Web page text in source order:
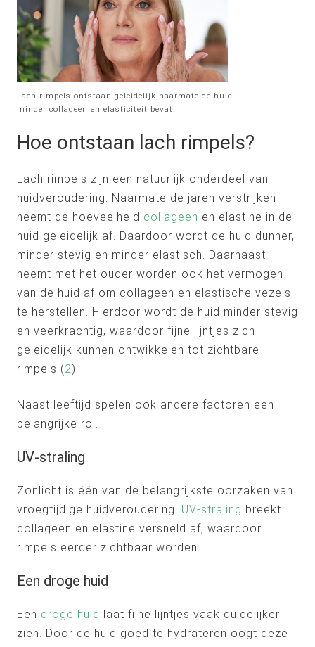
Lach rimpels ontstaan geleidelijk naarmate de huid
minder collageen en elasticiteit bevat.
Hoe ontstaan lach rimpels?
Lach rimpels zijn een natuurlijk onderdeel van
huidveroudering. Naarmate de jaren verstrijken
neemt de hoeveelheid collageen en elastine in de
huid geleidelijk af. Daardoor wordt de huid dunner,
minder stevig en minder elastisch. Daarnaast
neemt met het ouder worden ook het vermogen
van de huid af om collageen en elastische vezels
te herstellen. Hierdoor wordt de huid minder stevig
en veerkrachtig, waardoor fijne lijntjes zich
geleidelijk kunnen ontwikkelen tot zichtbare
rimpels (2).
Naast leeftijd spelen ook andere factoren een
belangrijke rol.
UV-straling
Zonlicht is één van de belangrijkste oorzaken van
vroegtijdige huidveroudering. UV-straling breekt
collageen en elastine versneld af, waardoor
rimpels eerder zichtbaar worden.
Een droge huid
Een droge huid laat fijne lijntjes vaak duidelijker
zien. Door de huid goed te hydrateren oogt deze